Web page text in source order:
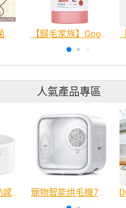
犬貓專用益生菌粉包 【歸毛家族】Good寶系列寵物保健品－美膚寶 30包/盒
人氣產品專區
PETWANT 自動感應無線寵物飲水機 W4-L 寵物智能烘毛機75L